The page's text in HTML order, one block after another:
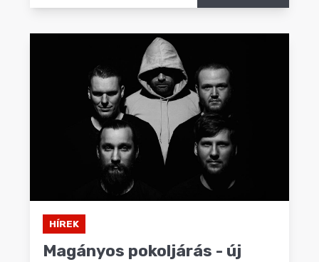
HÍREK
Magányos pokoljárás - új